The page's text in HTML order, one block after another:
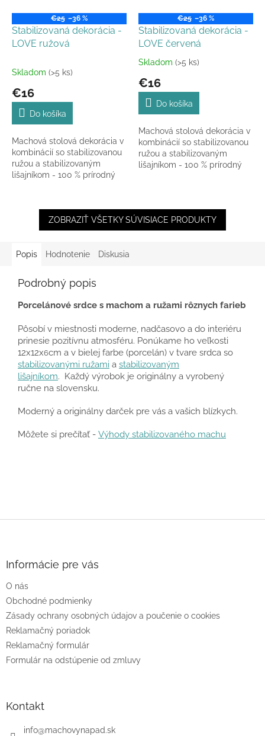
€25 –36 %
Stabilizovaná dekorácia -
LOVE ružová
Skladom (>5 ks)
€16
Do košíka
Machová stolová dekorácia v
kombinácií so stabilizovanou
ružou a stabilizovaným
lišajníkom - 100 % prírodný
€25 –36 %
Stabilizovaná dekorácia -
LOVE červená
Priemerné
produktu
4,0
5
hviezdičiek.
Skladom (>5 ks)
€16
Do košíka
Machová stolová dekorácia v
kombinácií so stabilizovanou
ružou a stabilizovaným
lišajníkom - 100 % prírodný
ZOBRAZIŤ VŠETKY SÚVISIACE PRODUKTY
Popis Hodnotenie Diskusia
Podrobný popis
Porcelánové srdce s machom a ružami rôznych farieb
Pôsobí v miestnosti moderne, nadčasovo a do interiéru
prinesie pozitívnu atmosféru. Ponúkame ho veľkosti
12x12x6cm a v bielej farbe (porcelán) v tvare srdca so
stabilizovanými ružami a stabilizovaným
lišajníkom. Každý výrobok je originálny a vyrobený
ručne na slovensku.
Moderný a originálny darček pre vás a vašich blízkych.
Môžete si prečítať - Výhody stabilizovaného machu
e
Informácie pre vás
O nás
Obchodné podmienky
Zásady ochrany osobných údajov a poučenie o cookies
Reklamačný poriadok
Reklamačný formulár
Formulár na odstúpenie od zmluvy
Kontakt
info@machovynapad.sk